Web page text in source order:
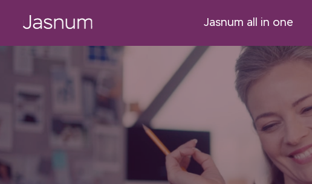
Jasnum all in one